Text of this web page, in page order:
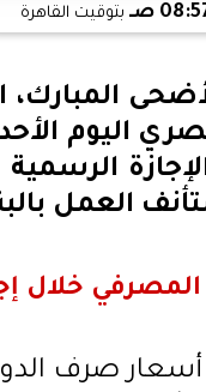
صـ بتوقيت القاهرة
العمل
خلال
صرف